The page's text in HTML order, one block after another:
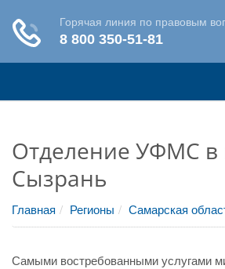
Отделение УФМС в
Сызрань
Главная Регионы Самарская
Самыми востребованными услугами